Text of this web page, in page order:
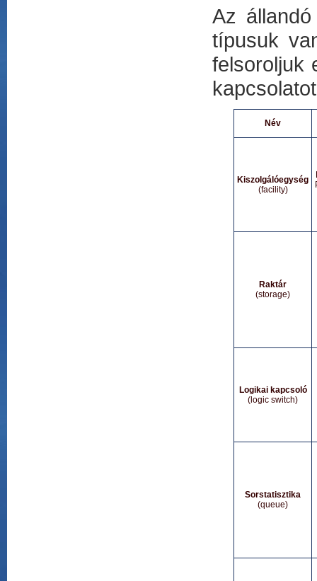
Az
típusuk
felsoroljuk
Név
Kiszolgálóegység
(facility)
Raktár
(storage)
Logikai kapcsoló
(logic switch)
Sorstatisztika
(queue)